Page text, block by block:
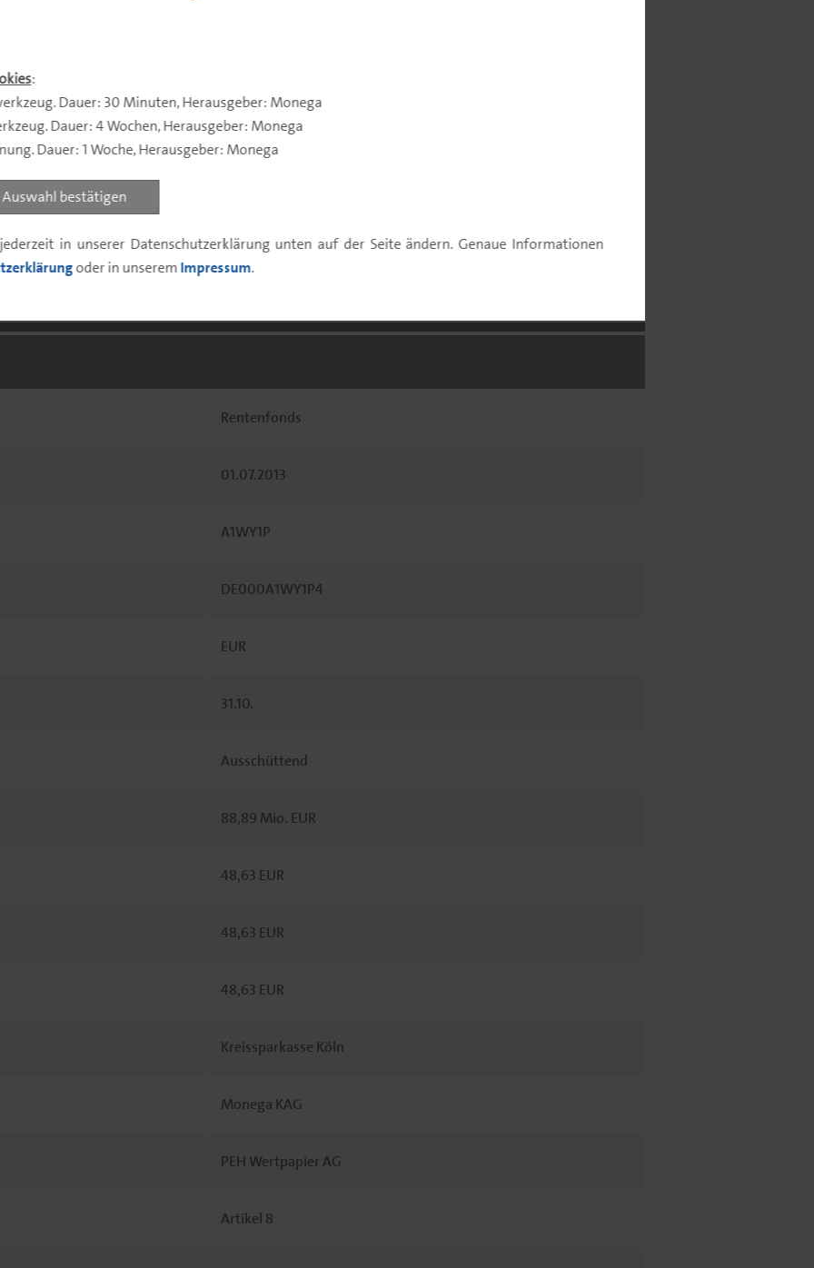
:
Dauer: 30 Minuten, Herausgeber: Monega
Dauer: 4 Wochen, Herausgeber: Monega
Dauer: 1 Woche, Herausgeber: Monega
Auswahl bestätigen
jederzeit in unserer Datenschutzerklärung unten auf der Seite ändern. Genaue Informationen
oder in unseremImpressum.
Portfolio
Offenlegung
Rentenfonds
01.07.2013
A1WY1P
DE000A1WY1P4
EUR
31.10.
Ausschüttend
88,89 Mio. EUR
48,63 EUR
48,63 EUR
48,63 EUR
Kreissparkasse Köln
Monega KAG
PEH Wertpapier AG
Artikel 8